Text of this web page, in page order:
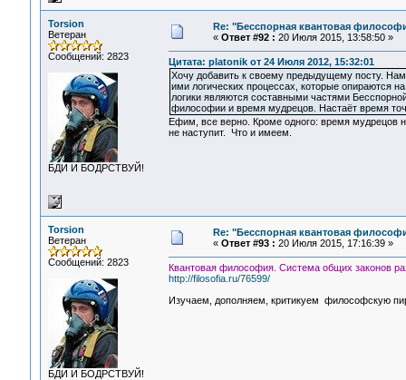
Torsion
Ветеран
Сообщений: 2823
БДИ И БОДРСТВУЙ!
Re: "Бесспорная квантовая
« Ответ #92 : 20 Июля 2015, 13:58:50 »
Цитата: platonik от 24 Июля 2012, 15:32:01
Хочу добавить к своему предыдущему посту.
ими логических процессах, которые опираются
логики являются составными частями
философии и время мудрецов. Настаёт время
Ефим, все верно. Кроме одного: время мудрецов
не наступит. Что и имеем.
Torsion
Ветеран
Сообщений: 2823
БДИ И БОДРСТВУЙ!
Re: "Бесспорная квантовая
« Ответ #93 : 20 Июля 2015, 17:16:39 »
Квантовая философия. Система общих законов
http://filosofia.ru/76599/
Изучаем, дополняем, критикуем философскую